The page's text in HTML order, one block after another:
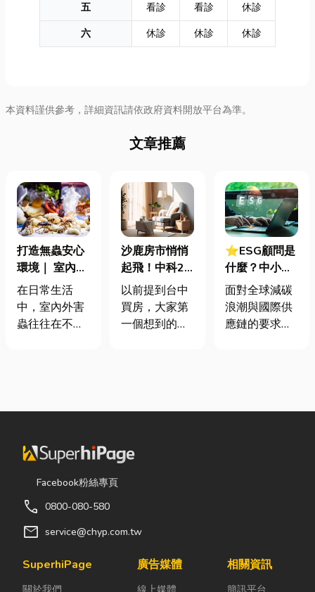
五
看診 看診
休診
六
休診 休診 休診
本資料謹供參考，詳細資訊請依政府資料開放平台為準。
文章推薦
打造無蟲安心
環境｜ 室內外
害蟲防治全攻
略
在日常生活
中，室內外害
蟲往往在不知
渣或積水，容
螞蟻前來覓
食；陽台、庭
院若有積水，
蟲孳生的溫
床。潮濕陰暗
吸引白蟻、蛾
沙鹿房市悄悄
起飛！中科2
期＋台積電效
應發酵，現在
很多人開始看
以前提到台中
買房，大家第
一個想到的大
度越來越高
多人實際到沙
以前不一樣
通變方便，生
⭐ESG顧問是
什麼？中小企
業挑選四大永
續顧問服務的
實用指南
面對全球減碳
浪潮與國際供
應鏈的要求，
要求提供「碳
真的需要找
Facebook粉絲專頁
call 0800-080-580
mail service@chyp.com.tw
SuperhiPage
關於我們
廣告媒體
線上媒體
相關資訊
簡訊平台